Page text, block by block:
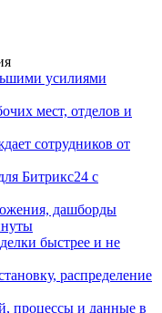
усилиями
мест, отделов и
сотрудников от
Битрикс24 с
дашборды
быстрее и не
распределение
процессы и данные в